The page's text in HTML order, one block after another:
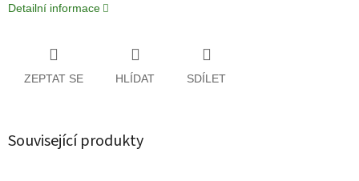
Detailní informace
ZEPTAT SE HLÍDAT SDÍLET
Související produkty